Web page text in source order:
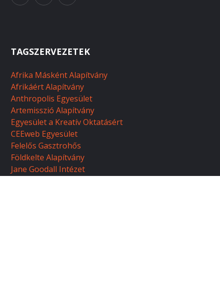
TAGSZERVEZETEK
Afrika Másként Alapítvány
Afrikáért Alapítvány
Anthropolis Egyesület
Artemisszió Alapítvány
Egyesület a Kreatív Oktatásért
CEEweb Egyesület
Felelős Gasztrohős
Földkelte Alapítvány
Jane Goodall Intézet